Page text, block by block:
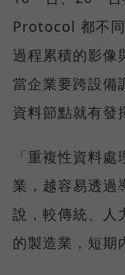
Protocol 都不
過程累積的影像
當企業要跨設
資料節點就有發
「重複性資料
業，越容易透過
說，較傳統、人
的製造業，短期